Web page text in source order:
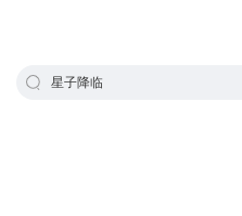
星子降临